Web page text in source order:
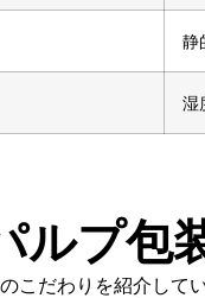
静
湿
ルプ包
こだわりを紹介して